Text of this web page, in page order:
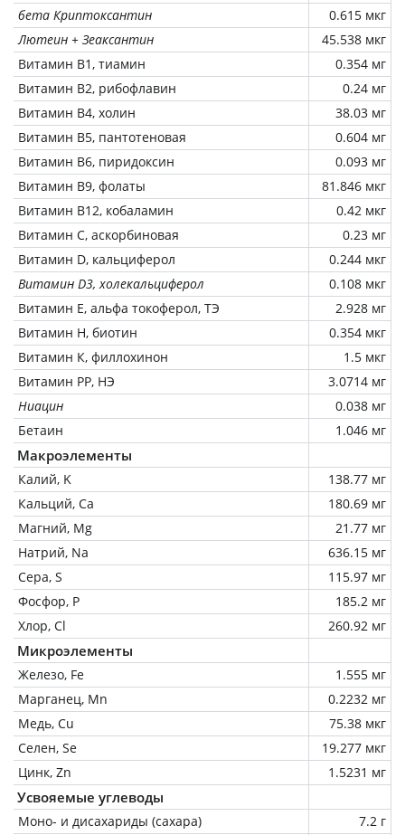
бета Криптоксантин
0.615 мкг
Лютеин + Зеаксантин
45.538 мкг
Витамин В1, тиамин
0.354 мг
Витамин В2, рибофлавин
0.24 мг
Витамин В4, холин
38.03 мг
Витамин В5, пантотеновая
0.604 мг
Витамин В6, пиридоксин
0.093 мг
Витамин В9, фолаты
81.846 мкг
Витамин В12, кобаламин
0.42 мкг
Витамин C, аскорбиновая
0.23 мг
Витамин D, кальциферол
0.244 мкг
Витамин D3, холекальциферол
0.108 мкг
Витамин Е, альфа токоферол, ТЭ
2.928 мг
Витамин Н, биотин
0.354 мкг
Витамин К, филлохинон
1.5 мкг
Витамин РР, НЭ
3.0714 мг
Ниацин
0.038 мг
Бетаин
1.046 мг
Макроэлементы
Калий, K
138.77 мг
Кальций, Ca
180.69 мг
Магний, Mg
21.77 мг
Натрий, Na
636.15 мг
Сера, S
115.97 мг
Фосфор, P
185.2 мг
Хлор, Cl
260.92 мг
Микроэлементы
Железо, Fe
1.555 мг
Марганец, Mn
0.2232 мг
Медь, Cu
75.38 мкг
Селен, Se
19.277 мкг
Цинк, Zn
1.5231 мг
Усвояемые углеводы
Моно- и дисахариды (сахара) 7.2 г